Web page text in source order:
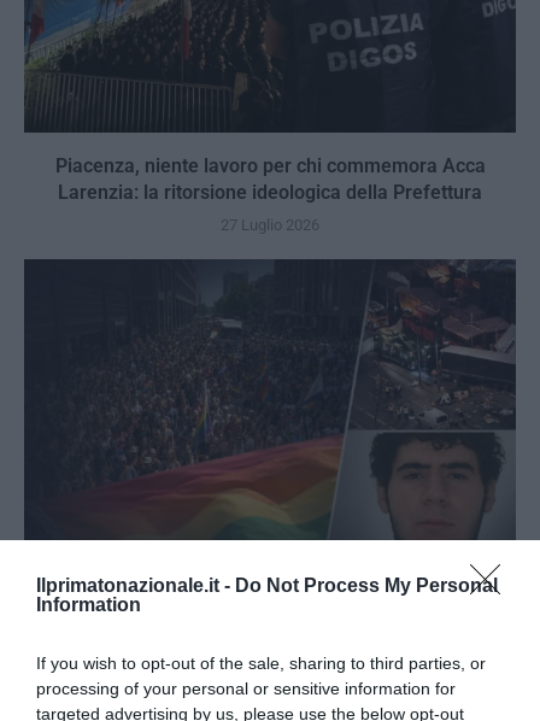
Ilprimatonazionale.it - Do Not Process My Personal
Information
If you wish to opt-out of the sale, sharing to third parties, or
processing of your personal or sensitive information for
targeted advertising by us, please use the below opt-out
Piacenza, niente lavoro per chi commemora Acca
Larenzia: la ritorsione ideologica della Prefettura
27 Luglio 2026
27 Luglio 2026